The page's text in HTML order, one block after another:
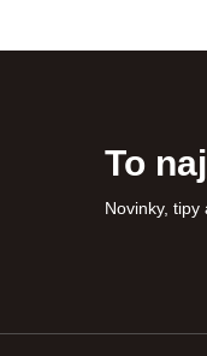
To
Novinky,